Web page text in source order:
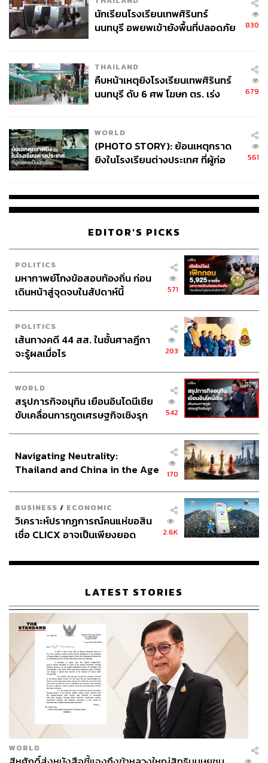
นักเรียนโรงเรียนเทพศิรินทร์
นนทบุรี อพยพเข้ายังพื้นที่ปลอดภัย
830
THAILAND
คืบหน้าเหตุยิงโรงเรียนเทพศิรินทร์
นนทบุรี ดับ 6 ศพ โฆษก ตร. เร่ง
679
WORLD
(PHOTO STORY): ย้อนเหตุกราด
ยิงในโรงเรียนต่างประเทศ ที่ผู้ก่อ
561
EDITOR'S PICKS
POLITICS
มหากาพย์โกงข้อสอบท้องถิ่น ก่อน
เดินหน้าสู่จุดจบในสัปดาห์นี้
571
POLITICS
เส้นทางคดี 44 สส. ในชั้นศาลฎีกา
จะรู้ผลเมื่อไร
203
WORLD
สรุปภารกิจอนุทิน เยือนอินโดนีเซีย
ขับเคลื่อนการทูตเศรษฐกิจเชิงรุก
542
Navigating Neutrality:
Thailand and China in the Age
170
BUSINESS / ECONOMIC
วิเคราะห์ปรากฏการณ์คนแห่ขอสิน
เชื่อ CLICX อาจเป็นเพียงยอด
เรือนไทยที่ถูกซุกไว้
2.6K
LATEST STORIES
WORLD